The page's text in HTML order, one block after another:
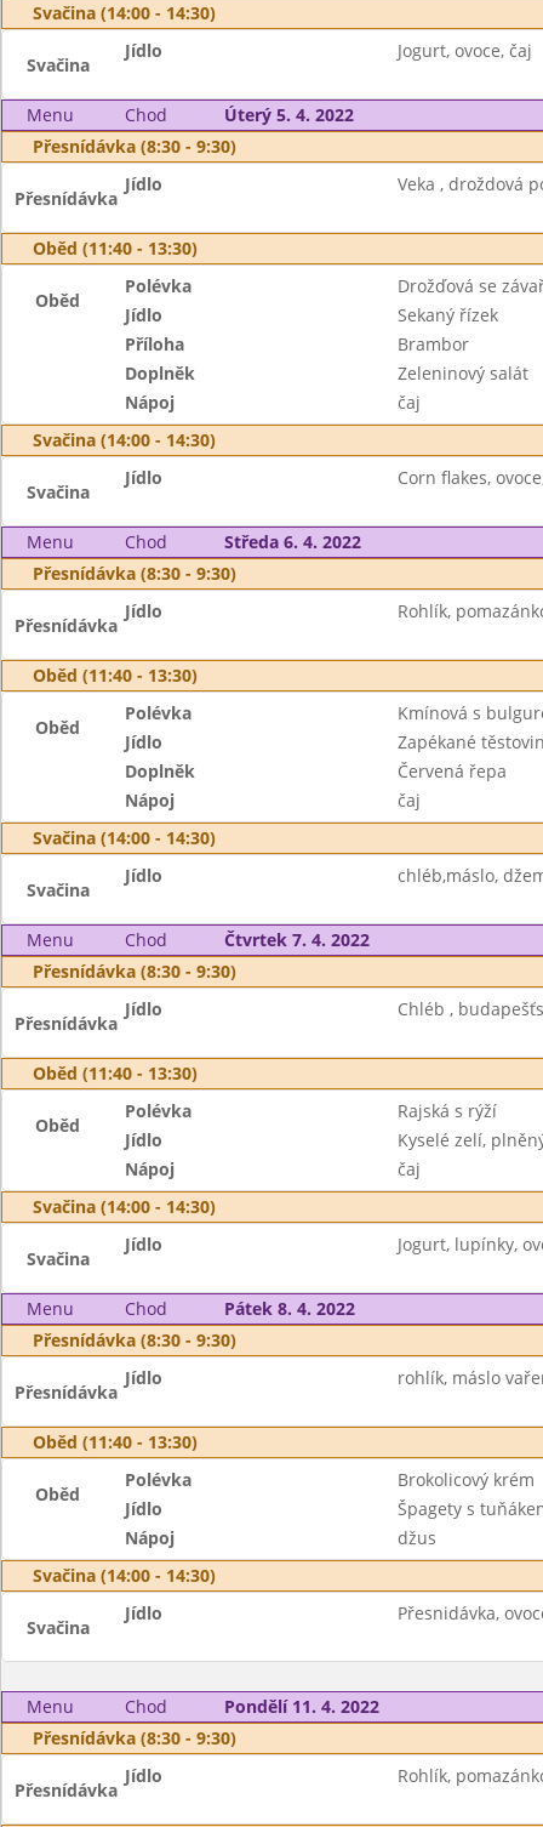
Svačina (14:00 - 14:30)
Svačina
Jídlo Jogurt, ovoce, čaj
Menu Chod
Úterý 5. 4. 2022
Přesnídávka (8:30 - 9:30)
Přesnídávka
Jídlo Veka , droždová
Oběd (11:40 - 13:30)
Oběd
Polévka
Drožďová se
Jídlo
Sekaný řízek
Příloha
Brambor
Doplněk
Zeleninový salát
Nápoj
čaj
Svačina (14:00 - 14:30)
Svačina
Jídlo Corn flakes,
Menu Chod
Středa 6. 4. 2022
Přesnídávka (8:30 - 9:30)
Přesnídávka
Jídlo Rohlík,
Oběd (11:40 - 13:30)
Oběd
Polévka
Kmínová s
Jídlo
Zapékané
Doplněk
Červená řepa
Nápoj
čaj
Svačina (14:00 - 14:30)
Svačina
Jídlo chléb,máslo,
Menu Chod
Čtvrtek 7. 4. 2022
Přesnídávka (8:30 - 9:30)
Přesnídávka
Jídlo Chléb ,
Oběd (11:40 - 13:30)
Oběd
Polévka
Rajská s rýží
Jídlo
Kyselé zelí,
Nápoj
čaj
Svačina (14:00 - 14:30)
Svačina
Jídlo Jogurt, lupínky,
Menu Chod
Pátek 8. 4. 2022
Přesnídávka (8:30 - 9:30)
Přesnídávka
Jídlo rohlík, máslo
Oběd (11:40 - 13:30)
Oběd
Polévka
Brokolicový krém
Jídlo
Špagety s
Nápoj
džus
Svačina (14:00 - 14:30)
Svačina
Jídlo Přesnidávka,
Menu Chod
Pondělí 11. 4. 2022
Přesnídávka (8:30 - 9:30)
Přesnídávka
Jídlo Rohlík,